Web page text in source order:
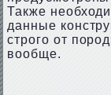
Также
данные
строго от
вообще.